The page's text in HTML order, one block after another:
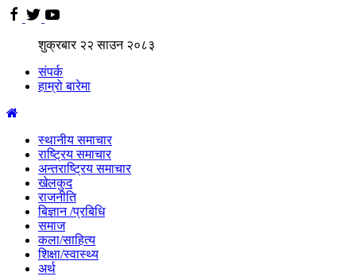
शुक्रबार २२साउन २०८३
संपर्क
हाम्रो बारेमा
स्थानीय समाचार
राष्ट्रिय समाचार
अन्तराष्ट्रिय समाचार
खेलकुद
राजनीति
बिज्ञान /प्रबिधि
समाज
कला/साहित्य
शिक्षा/स्वास्थ्य
अर्थ